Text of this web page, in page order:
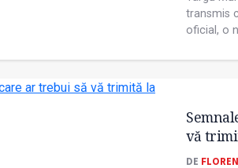
transmis
oficial, o
vă
DE